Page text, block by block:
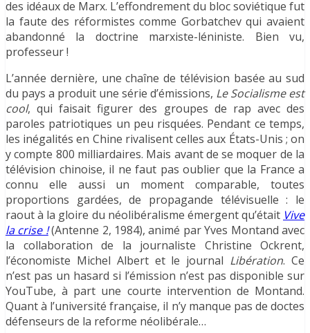
des idéaux de Marx. L’effondrement du bloc soviétique fut
la faute des réformistes comme Gorbatchev qui avaient
abandonné la doctrine marxiste-léniniste. Bien vu,
professeur !
L’année dernière, une chaîne de télévision basée au sud
du pays a produit une série d’émissions, Le Socialisme est
cool, qui faisait figurer des groupes de rap avec des
paroles patriotiques un peu risquées. Pendant ce temps,
les inégalités en Chine rivalisent celles aux États-Unis ; on
y compte 800 milliardaires. Mais avant de se moquer de la
télévision chinoise, il ne faut pas oublier que la France a
connu elle aussi un moment comparable, toutes
proportions gardées, de propagande télévisuelle : le
raout à la gloire du néolibéralisme émergent qu’était Vive
la crise !(Antenne 2, 1984), animé par Yves Montand avec
la collaboration de la journaliste Christine Ockrent,
l’économiste Michel Albert et le journal Libération. Ce
n’est pas un hasard si l’émission n’est pas disponible sur
YouTube, à part une courte intervention de Montand.
Quant à l’université française, il n’y manque pas de doctes
défenseurs de la reforme néolibérale…